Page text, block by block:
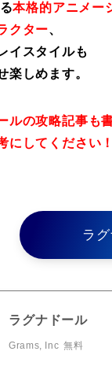
本格的アニメー
クター、
イスタイルも
楽しめます。
ルの攻略記事も
にしてください
ラ
ラグナドール
Grams, Inc 無料